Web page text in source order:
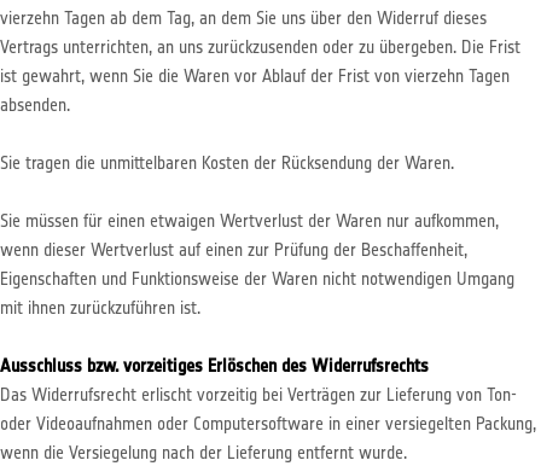
vierzehn Tagen ab dem Tag, an dem Sie uns über den Widerruf dieses
Vertrags unterrichten, an uns zurückzusenden oder zu übergeben. Die Frist
ist gewahrt, wenn Sie die Waren vor Ablauf der Frist von vierzehn Tagen
absenden.
Sie tragen die unmittelbaren Kosten der Rücksendung der Waren.
Sie müssen für einen etwaigen Wertverlust der Waren nur aufkommen,
wenn dieser Wertverlust auf einen zur Prüfung der Beschaffenheit,
Eigenschaften und Funktionsweise der Waren nicht notwendigen Umgang
mit ihnen zurückzuführen ist.
Ausschluss bzw. vorzeitiges Erlöschen des Widerrufsrechts
Das Widerrufsrecht erlischt vorzeitig bei Verträgen zur Lieferung von Ton-
oder Videoaufnahmen oder Computersoftware in einer versiegelten Packung,
wenn die Versiegelung nach der Lieferung entfernt wurde.